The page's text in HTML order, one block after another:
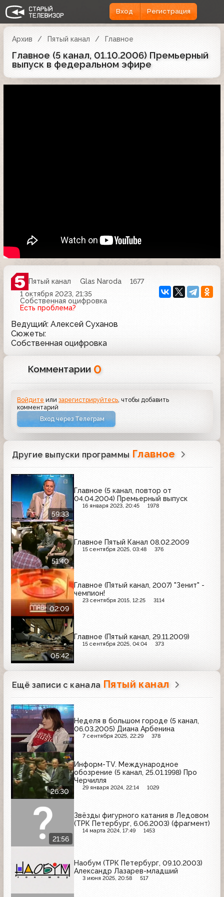
Вход Регистрация
Архив Пятый канал Главное
Главное (5 канал, 01.10.2006) Премьерный
выпуск в федеральном эфире
Пятый канал Glas Naroda
1677
1 октября 2023, 21:35
Собственная оцифровка
Есть проблема?
Ведущий: Алексей Суханов
Сюжеты:
Собственная оцифровка
Комментарии 0
Войдите илизарегистрируйтесь , чтобы добавить
комментарий
Вход через Телеграм
Другие выпуски программы Главное
59:33
Главное (5 канал, повтор от
04.04.2004) Премьерный выпуск
16 января 2023, 20:45 1978
51:40
Главное Пятый Канал 08.02.2009
15 сентября 2025, 03:48 376
02:09
Главное (Пятый канал, 2007) "Зенит" -
чемпион!
23 сентября 2015, 12:25 3114
05:42
Главное (Пятый канал, 29.11.2009)
15 сентября 2025, 04:04 373
Ещё записи с канала Пятый канал
Неделя в большом городе (5 канал,
06.03.2005) Диана Арбенина
7 сентября 2025, 22:29 378
26:30
Информ-TV. Международное
обозрение (5 канал, 25.01.1998) Про
Черчилля
29 января 2024, 22:14 1029
21:56
Звёзды фигурного катания в Ледовом
(ТРК Петербург, 6.06.2003) (фрагмент)
14 марта 2024, 17:49 1453
Наобум (ТРК Петербург, 09.10.2003)
Александр Лазарев-младший
3 июня 2025, 20:58 517